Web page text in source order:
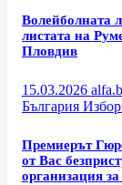
Волейболната
листата на
Пловдив
15.03.2026
България
Премиерът
от Вас
организация